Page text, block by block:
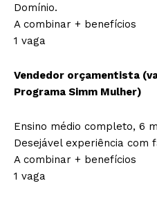
Domínio.
A combinar + benefícios
1 vaga
Vendedor orçamentista
Programa Simm Mulher)
Ensino médio completo, 6
Desejável experiência com
A combinar + benefícios
1 vaga